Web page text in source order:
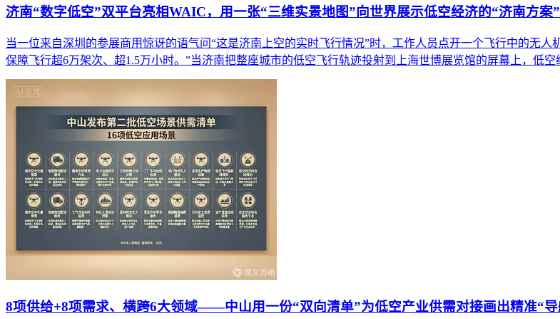
济南“数字低空”双平台亮相WAIC，用一张“三维实景地图”向世界展示低空经济的“济南方案”
当一位来自深圳的参展商用惊讶的语气问“这是济南上空的实时飞行情况”时，工作人员点开一个飞行中的无
保障飞行超6万架次、超1.5万小时。”当济南把整座城市的低空飞行轨迹投射到上海世博展览馆的屏幕上，低空
8项供给+8项需求、横跨6大领域——中山用一份“双向清单”为低空产业供需对接画出精准“导